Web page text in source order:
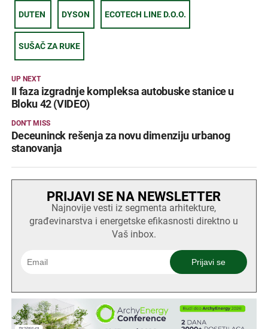
DUTEN DYSON ECOTECH LINE D.O.O.
SUŠAČ ZA RUKE
UP NEXT
II faza izgradnje kompleksa autobuske stanice u
Bloku 42 (VIDEO)
DON'T MISS
Deceuninck rešenja za novu dimenziju urbanog
stanovanja
PRIJAVI SE NA NEWSLETTER
Najnovije vesti iz segmenta arhitekture,
građevinarstva i energetske efikasnosti direktno u
Vaš inbox.